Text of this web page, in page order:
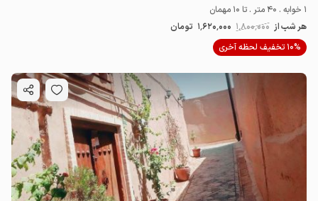
1 خوابه . 40 متر . تا 10 مهمان
هر شب از 1٬800٬000 1٬620٬000 تومان
10% تخفیف لحظه آخری